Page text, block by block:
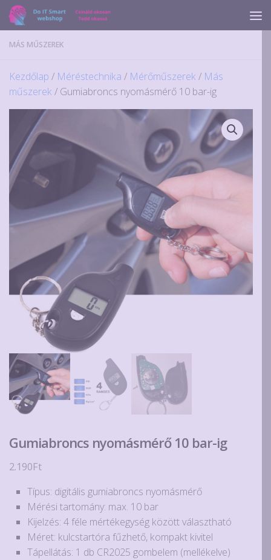
Skip to content
MÁS MŰSZEREK
Kezdőlap / Méréstechnika / Mérőműszerek / Más
műszerek / Gumiabroncs nyomásmérő 10 bar-ig
Gumiabroncs nyomásmérő 10 bar-ig
2.190Ft
Típus: digitális gumiabroncs nyomásmérő
Mérési tartomány: max. 10 bar
Kijelzés: 4 féle mértékegység között választható
Méret: kulcstartóra fűzhető, kompakt kivitel
Tápellátás: 1 db CR2025 gombelem (mellékelve)